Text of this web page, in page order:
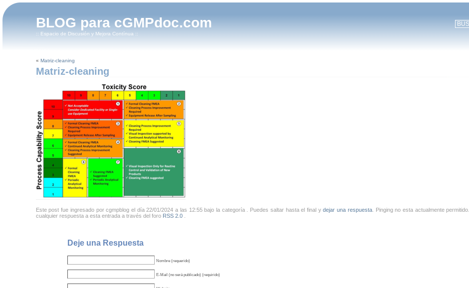
BLOG para cGMPdoc.com
:: Espacio de Discusión y Mejora Contínua ::
« Matriz-cleaning
Matriz-cleaning
Este post fue ingresado por cgmpblog el día 22/01/2024 a las 12:55 bajo la categoría . Puedes saltar hasta el final ydejar una respuesta. Pinging no esta actualmente
cualquier respuesta a esta entrada a través del foro RSS 2.0.
Deje una Respuesta
Nombre (requerido)
E-Mail (no será publicado) (requirido)